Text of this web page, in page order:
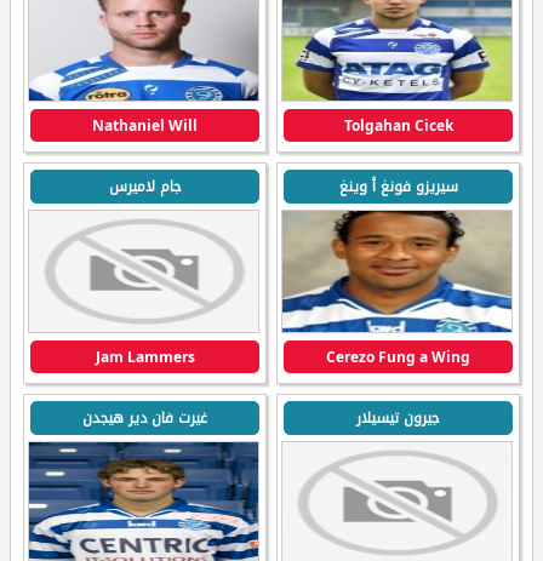
Tolgahan Cicek
Nathaniel Will
سيريزو فونغ أ وينغ
Cerezo Fung a Wing
جام لاميرس
Jam Lammers
جيرون تيسيلار غيرت فان دير هيجدن